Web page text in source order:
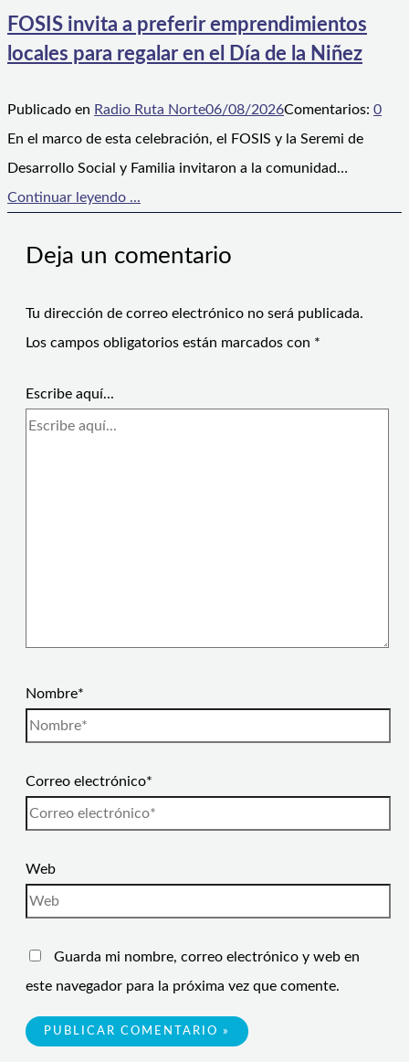
FOSIS invita a preferir emprendimientos
locales para regalar en el Día de la Niñez
Publicado en Radio Ruta Norte06/08/2026Comentarios: 0
En el marco de esta celebración, el FOSIS y la Seremi de
Desarrollo Social y Familia invitaron a la comunidad…
Continuar leyendo ...
Deja un comentario
Tu dirección de correo electrónico no será publicada.
Los campos obligatorios están marcados con *
Escribe aquí...
Nombre*
Correo electrónico*
Web
Guarda mi nombre, correo electrónico y web en
este navegador para la próxima vez que comente.